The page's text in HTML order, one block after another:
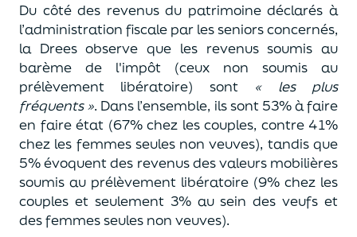
Du côté des revenus du patrimoine déclarés à
l’administration fiscale par les seniors concernés,
la Drees observe que les revenus soumis au
barème de l'impôt (ceux non soumis au
prélèvement libératoire) sont « les plus
fréquents ». Dans l’ensemble, ils sont 53% à faire
en faire état (67% chez les couples, contre 41%
chez les femmes seules non veuves), tandis que
5% évoquent des revenus des valeurs mobilières
soumis au prélèvement libératoire (9% chez les
couples et seulement 3% au sein des veufs et
des femmes seules non veuves).